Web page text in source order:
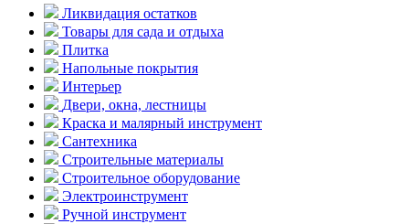
Ликвидация остатков
Товары для сада и отдыха
Плитка
Напольные покрытия
Интерьер
Двери, окна, лестницы
Краска и малярный инструмент
Сантехника
Строительные материалы
Строительное оборудование
Электроинструмент
Ручной инструмент